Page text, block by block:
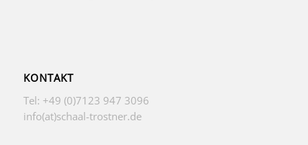
KONTAKT
Tel: +49 (0)7123 947 3096
info(at)schaal-trostner.de